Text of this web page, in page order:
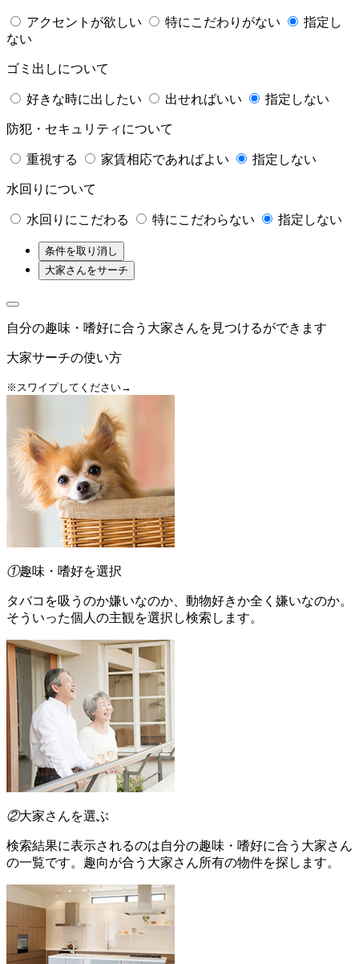
アクセントが欲しい 特にこだわりがない
指定し
ない
ゴミ出しについて
好きな時に出したい 出せればいい 指定しない
防犯・セキュリティについて
重視する 家賃相応であればよい 指定しない
水回りについて
水回りにこだわる 特にこだわらない 指定しない
条件を取り消し
大家さんをサーチ
自分の趣味・嗜好に合う大家さんを見つけるができます
大家サーチの使い方
※スワイプしてください→
①趣味・嗜好を選択
タバコを吸うのか嫌いなのか、動物好きか全く嫌いなのか。
そういった個人の主観を選択し検索します。
②大家さんを選ぶ
検索結果に表示されるのは自分の趣味・嗜好に合う大家さん
の一覧です。趣向が合う大家さん所有の物件を探します。